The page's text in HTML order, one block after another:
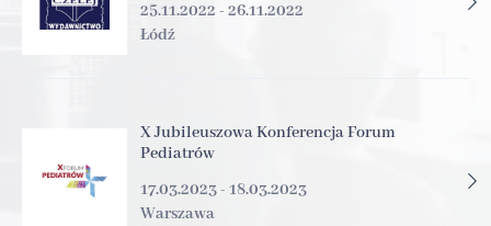
25.11.2022 - 26.11.2022
Łódź
X Jubileuszowa Konferencja Forum
Pediatrów
17.03.2023 - 18.03.2023
Warszawa